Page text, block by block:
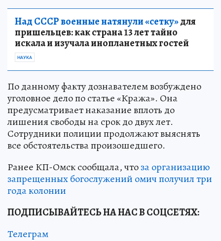
Над СССР военные натянули «сетку»для
пришельцев: как страна 13 лет тайно
искала и изучала инопланетных гостей
НАУКА
По данному факту дознавателем возбуждено
уголовное дело по статье «Кража». Она
предусматривает наказание вплоть до
лишения свободы на срок до двух лет.
Сотрудники полиции продолжают выяснять
все обстоятельства произошедшего.
Ранее КП-Омск сообщала, чтоза организацию
запрещенных богослужений омич получил три
года колонии
ПОДПИСЫВАЙТЕСЬ НА НАС В СОЦСЕТЯХ:
Телеграм